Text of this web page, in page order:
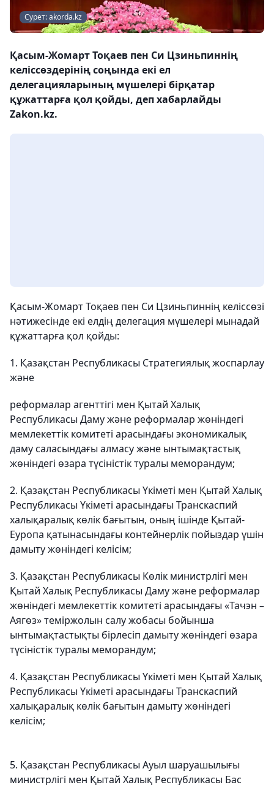
Сурет: akorda.kz
Қасым-Жомарт Тоқаев пен Си Цзиньпиннің
келіссөздерінің соңында екі ел
делегацияларының мүшелері бірқатар
құжаттарға қол қойды, деп хабарлайды
Zakon.kz.
Қасым-Жомарт Тоқаев пен Си Цзиньпиннің келіссөзі
нәтижесінде екі елдің делегация мүшелері мынадай
құжаттарға қол қойды:
1. Қазақстан Республикасы Стратегиялық жоспарлау
және
реформалар агенттігі мен Қытай Халық
Республикасы Даму және реформалар жөніндегі
мемлекеттік комитеті арасындағы экономикалық
даму саласындағы алмасу және ынтымақтастық
жөніндегі өзара түсіністік туралы меморандум;
2. Қазақстан Республикасы Үкіметі мен Қытай Халық
Республикасы Үкіметі арасындағы Транскаспий
халықаралық көлік бағытын, оның ішінде Қытай-
Еуропа қатынасындағы контейнерлік пойыздар үшін
дамыту жөніндегі келісім;
3. Қазақстан Республикасы Көлік министрлігі мен
Қытай Халық Республикасы Даму және реформалар
жөніндегі мемлекеттік комитеті арасындағы «Тачэн –
Аягөз» теміржолын салу жобасы бойынша
ынтымақтастықты бірлесіп дамыту жөніндегі өзара
түсіністік туралы меморандум;
4. Қазақстан Республикасы Үкіметі мен Қытай Халық
Республикасы Үкіметі арасындағы Транскаспий
халықаралық көлік бағытын дамыту жөніндегі
келісім;
5. Қазақстан Республикасы Ауыл шаруашылығы
министрлігі мен Қытай Халық Республикасы Бас